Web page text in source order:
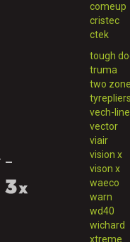
comeup
cristec
ctek
tough
truma
two zone
tyrepliers
vech-line
vector
viair
vision x
vison x
waeco
warn
wd40
wichard
xtreme